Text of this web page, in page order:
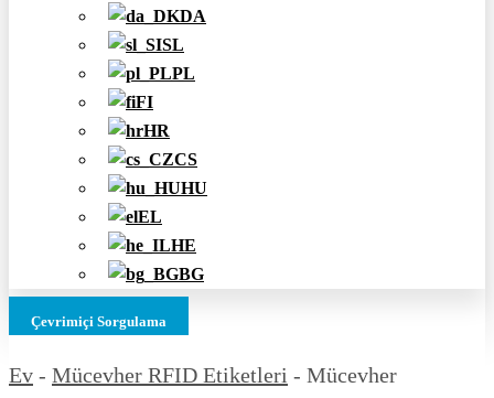
DA
SL
PL
FI
HR
CS
HU
EL
HE
BG
Çevrimiçi Sorgulama
Ev - Mücevher RFID Etiketleri - Mücevher